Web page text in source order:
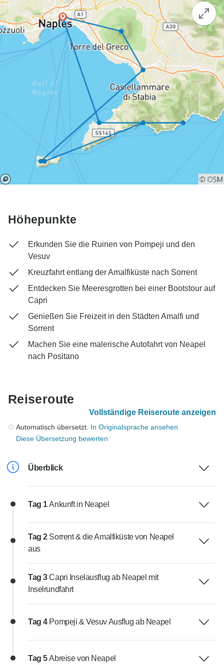
Höhepunkte
Erkunden Sie die Ruinen von Pompeji und den
Vesuv
Kreuzfahrt entlang der Amalfiküste nach Sorrent
Entdecken Sie Meeresgrotten bei einer Bootstour auf
Capri
Genießen Sie Freizeit in den Städten Amalfi und
Sorrent
Machen Sie eine malerische Autofahrt von Neapel
nach Positano
Reiseroute
Vollständige Reiseroute anzeigen
Automatisch übersetzt. In Originalsprache ansehen
Diese Übersetzung bewerten
Überblick
Tag 1Ankunft in Neapel
Tag 2 Sorrent & die Amalfiküste von Neapel
aus
Tag 3Capri Inselausflug ab Neapel mit
Inselrundfahrt
Tag 4 Pompeji & Vesuv Ausflug ab Neapel
Tag 5Abreise von Neapel